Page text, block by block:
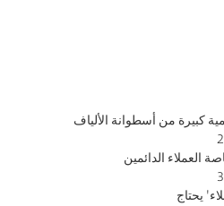
كبيرة من أسطوانة الألياف